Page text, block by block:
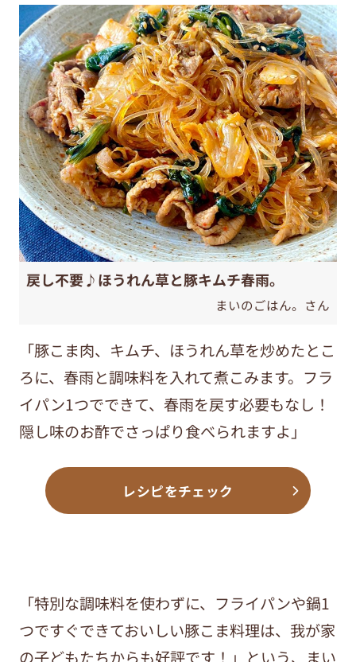
戻し不要♪ほうれん草と豚キムチ春雨。
まいのごはん。さん
「豚こま肉、キムチ、ほうれん草を炒めたとこ
ろに、春雨と調味料を入れて煮こみます。フラ
イパン1つでできて、春雨を戻す必要もなし！
隠し味のお酢でさっぱり食べられますよ」
レシピをチェック
「特別な調味料を使わずに、フライパンや鍋1
つですぐできておいしい豚こま料理は、我が家
の子どもたちからも好評です！」という、まい